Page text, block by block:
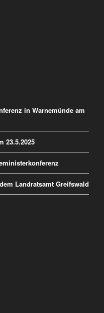
in Warnemünde am
23.5.2025
Landratsamt Greifswald